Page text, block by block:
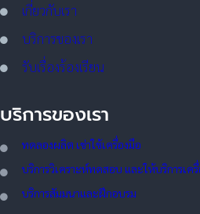
เกี่ยวกับเรา
บริการของเรา
รับเรื่องร้องเรียน
บริการของเรา
ทดลองผลิต เช่าใช้เครื่องมือ
บริการวิเคราะห์ทดสอบ และให้บริการเค
บริการสัมมนาและฝึกอบรม